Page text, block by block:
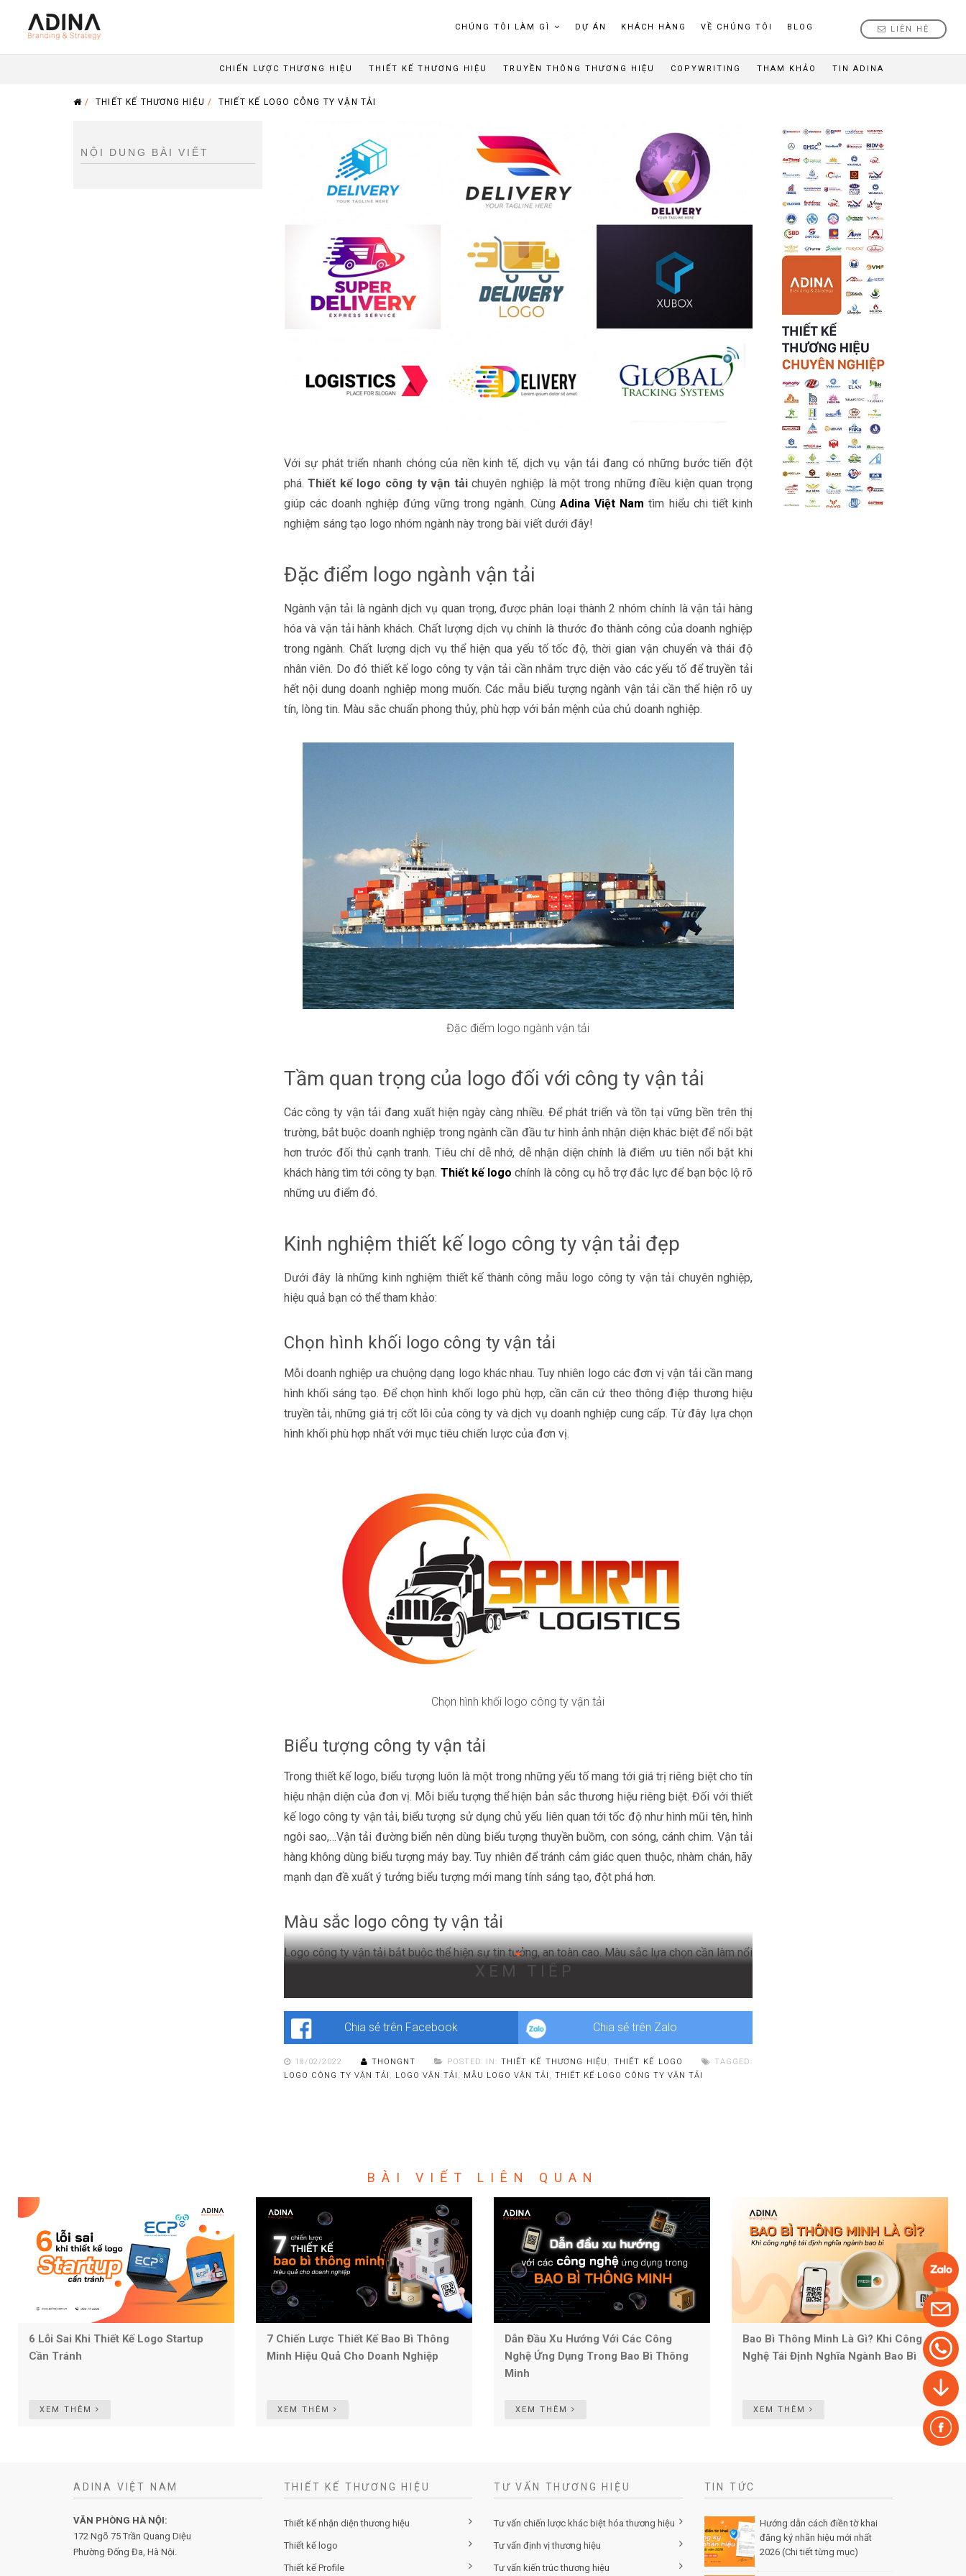
CHÚNG TÔI LÀM GÌ DỰ ÁN KHÁCH HÀNG VỀ CHÚNG TÔI BLOG LIÊN HỆ
CHIẾN LƯỢC THƯƠNG HIỆU THIẾT KẾ THƯƠNG HIỆU TRUYỀN THÔNG THƯƠNG HIỆU COPYWRITING THAM KHẢO TIN ADINA
/THIẾT KẾ THƯƠNG HIỆU / THIẾT KẾ LOGO CÔNG TY VẬN TẢI
NỘI DUNG BÀI VIẾT
Với sự phát triển nhanh chóng của nền kinh tế, dịch vụ vận tải đang có những bước tiến đột
phá.Thiết kế logo công ty vận tảichuyên nghiệp là một trong những điều kiện quan trọng
giúp các doanh nghiệp đứng vững trong ngành. Cùng Adina Việt Nam tìm hiểu chi tiết kinh
nghiệm sáng tạo logo nhóm ngành này trong bài viết dưới đây!
Đặc điểm logo ngành vận tải
Ngành vận tải là ngành dịch vụ quan trọng, được phân loại thành 2 nhóm chính là vận tải hàng
hóa và vận tải hành khách. Chất lượng dịch vụ chính là thước đo thành công của doanh nghiệp
trong ngành. Chất lượng dịch vụ thể hiện qua yếu tố tốc độ, thời gian vận chuyển và thái độ
nhân viên. Do đó thiết kế logo công ty vận tải cần nhắm trực diện vào các yếu tố để truyền tải
hết nội dung doanh nghiệp mong muốn. Các mẫu biểu tượng ngành vận tải cần thể hiện rõ uy
tín, lòng tin. Màu sắc chuẩn phong thủy, phù hợp với bản mệnh của chủ doanh nghiệp.
Đặc điểm logo ngành vận tải
Tầm quan trọng của logo đối với công ty vận tải
Các công ty vận tải đang xuất hiện ngày càng nhiều. Để phát triển và tồn tại vững bền trên thị
trường, bắt buộc doanh nghiệp trong ngành cần đầu tư hình ảnh nhận diện khác biệt để nổi bật
hơn trước đối thủ cạnh tranh. Tiêu chí dễ nhớ, dễ nhận diện chính là điểm ưu tiên nổi bật khi
khách hàng tìm tới công ty bạn. Thiết kế logo chính là công cụ hỗ trợ đắc lực để bạn bộc lộ rõ
những ưu điểm đó.
Kinh nghiệm thiết kế logo công ty vận tải đẹp
Dưới đây là những kinh nghiệm thiết kế thành công mẫu logo công ty vận tải chuyên nghiệp,
hiệu quả bạn có thể tham khảo:
Chọn hình khối logo công ty vận tải
Mỗi doanh nghiệp ưa chuộng dạng logo khác nhau. Tuy nhiên logo các đơn vị vận tải cần mang
hình khối sáng tạo. Để chọn hình khối logo phù hợp, cần căn cứ theo thông điệp thương hiệu
truyền tải, những giá trị cốt lõi của công ty và dịch vụ doanh nghiệp cung cấp. Từ đây lựa chọn
hình khối phù hợp nhất với mục tiêu chiến lược của đơn vị.
Chọn hình khối logo công ty vận tải
Biểu tượng công ty vận tải
Trong thiết kế logo, biểu tượng luôn là một trong những yếu tố mang tới giá trị riêng biệt cho tín
hiệu nhận diện của đơn vị. Mỗi biểu tượng thể hiện bản sắc thương hiệu riêng biệt. Đối với thiết
kế logo công ty vận tải, biểu tượng sử dụng chủ yếu liên quan tới tốc độ như hình mũi tên, hình
ngôi sao,…Vận tải đường biển nên dùng biểu tượng thuyền buồm, con sóng, cánh chim. Vận tải
hàng không dùng biểu tượng máy bay. Tuy nhiên để tránh cảm giác quen thuộc, nhàm chán, hãy
mạnh dạn đề xuất ý tưởng biểu tượng mới mang tính sáng tạo, đột phá hơn.
Màu sắc logo công ty vận tải
Logo công ty vận tải bắt buộc thể hiện sự tin tưởng, an toàn cao. Màu sắc lựa chọn cần làm nổi
bật đảm bảo các tiêu chí trên. Trên thực tế, mỗi màu sắc mang một thông điệp nhất định. Do
Có thể tham khảo một trong số những gam màu phổ biến như:
XEM TIẾP
Chia sẻ trên Facebook Chia sẻ trên Zalo
18/02/2022 THONGNT POSTED IN: THIẾT KẾ THƯƠNG HIỆU ,THIẾT KẾ LOGO
TAGGED:
LOGO CÔNG TY VẬN TẢI , LOGO VẬN TẢI , MẪU LOGO VẬN TẢI , THIẾT KẾ LOGO CÔNG TY VẬN TẢI
BÀI VIẾT LIÊN QUAN
6 Lỗi Sai Khi Thiết Kế Logo Startup
Cần Tránh
XEM THÊM
7 Chiến Lược Thiết Kế Bao Bì Thông
Minh Hiệu Quả Cho Doanh Nghiệp
XEM THÊM
Dẫn Đầu Xu Hướng Với Các Công
Nghệ Ứng Dụng Trong Bao Bì Thông
Minh
XEM THÊM
Bao Bì Thông Minh Là Gì? Khi Công
Nghệ Tái Định Nghĩa Ngành Bao Bì
XEM THÊM
ADINA VIỆT NAM
VĂN PHÒNG HÀ NỘI:
172 Ngõ 75 Trần Quang Diệu
Phường Đống Đa, Hà Nội.
THIẾT KẾ THƯƠNG HIỆU
Thiết kế nhận diện thương hiệu
Thiết kế logo
Thiết kế Profile
TƯ VẤN THƯƠNG HIỆU
Tư vấn chiến lược khác biệt hóa thương hiệu
Tư vấn định vị thương hiệu
Tư vấn kiến trúc thương hiệu
TIN TỨC
Hướng dẫn cách điền tờ khai
đăng ký nhãn hiệu mới nhất
2026 (Chi tiết từng mục)